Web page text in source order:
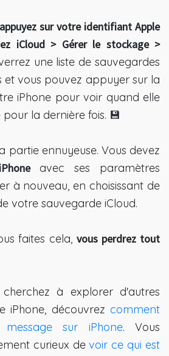
sur votre identifiant Apple
iCloud > Gérer le stockage >
une liste de sauvegardes
vous pouvez appuyer sur la
iPhone pour voir quand elle
la dernière fois. 💾
partie ennuyeuse. Vous devez
avec ses paramètres
à nouveau, en choisissant de
votre sauvegarde iCloud.
faites cela,vous perdrez tout
cherchez à explorer d'autres
iPhone, découvrez comment
sur iPhone. Vous
curieux devoir ce qui est